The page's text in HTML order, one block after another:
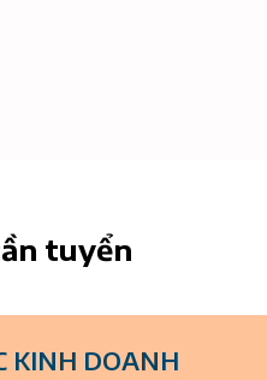
tuyển
KINH DOANH